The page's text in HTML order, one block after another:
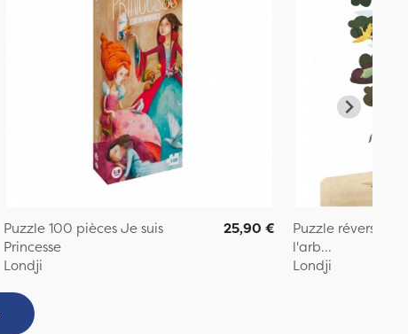
Puzzle 100 pièces Je suis
Princesse
Londji
25,90 €
Puzzle réversible
l'arb...
Londji